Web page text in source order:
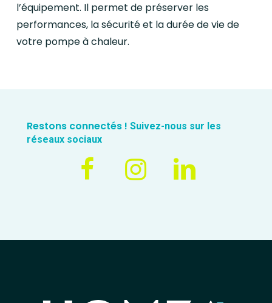
l’équipement. Il permet de préserver les
performances, la sécurité et la durée de vie de
votre pompe à chaleur.
Restons connectés ! Suivez-nous sur les
réseaux sociaux